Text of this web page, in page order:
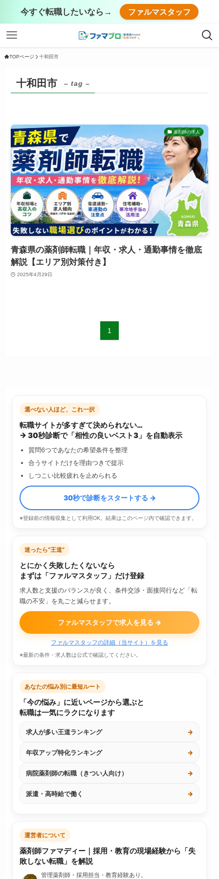
今すぐ転職したいなら→ ファルマスタッフ
TOPページ 十和田市
十和田市 – tag –
薬剤師の求人
青森県の薬剤師転職｜年収・求人・通勤事情を徹底
解説【エリア別対策付き】
2025年4月29日
1
選べない人ほど、これ一択
転職サイトが多すぎて決められない…
→ 30秒診断で「相性の良いベスト3」を自動表示
質問6つであなたの希望条件を整理
合うサイトだけを理由つきで提示
しつこい比較疲れを止められる
30秒で診断をスタートする →
※登録前の情報収集として利用OK。結果はこのページ内で確認できます。
迷ったら“王道”
とにかく失敗したくないなら
まずは「ファルマスタッフ」だけ登録
求人数と支援のバランスが良く、条件交渉・面接同行など「転
職の不安」を丸ごと減らせます。
ファルマスタッフで求人を見る →
ファルマスタッフの詳細（当サイト）を見る
※最新の条件・求人数は公式で確認してください。
あなたの悩み別に最短ルート
「今の悩み」に近いページから選ぶと
転職は一気にラクになります
求人が多い王道ランキング →
年収アップ特化ランキング →
病院薬剤師の転職（きつい人向け） →
派遣・高時給で働く →
運営者について
薬剤師ファマディー｜採用・教育の現場経験から「失
敗しない転職」を解説
管理薬剤師・採用担当・教育経験あり。